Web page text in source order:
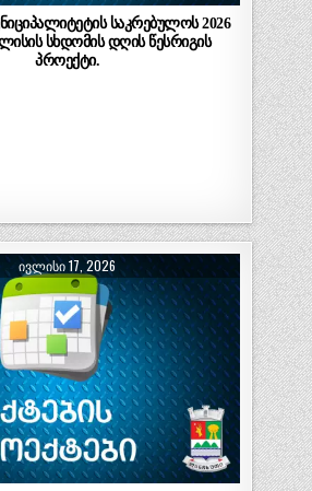
საკრებულოს 2026
სხდომის დღის წესრიგის
პროექტი.
ᲘᲕᲚᲘᲡᲘ 17, 2026